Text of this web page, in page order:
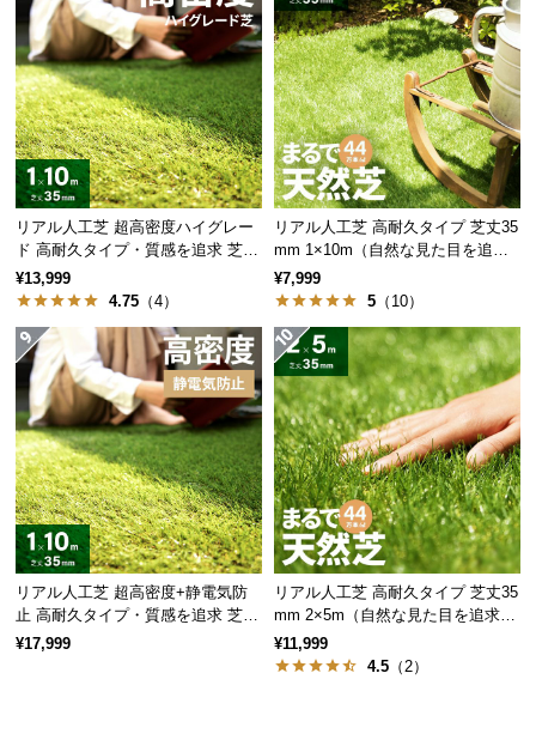
て
お
客
様
サ
ポ
ー
ら
せ
ブ
ロ
グ
リアル人工芝 超高密度ハイグレー
ド 高耐久タイプ・質感を追求 芝丈
35mm 1×10m
¥13,999
4.75 （4）
リアル人工芝 高耐久タイプ 芝丈35
mm 1×10m（自然な見た目を追
求・U字ピン付属）
¥7,999
5 （10）
リアル人工芝 超高密度+静電気防
止 高耐久タイプ・質感を追求 芝丈
35mm 1×10m
¥17,999
リアル人工芝 高耐久タイプ 芝丈35
mm 2×5m（自然な見た目を追求・
U字ピン付属）
¥11,999
4.5 （2）